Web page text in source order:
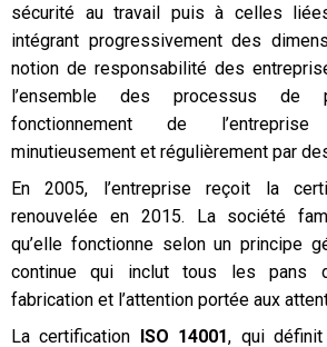
sécurité au travail puis à celles liées
intégrant progressivement des
notion de responsabilité des
l’ensemble des processus de
fonctionnement de
minutieusement et régulièrement par
En 2005, l’entreprise reçoit la
renouvelée en 2015. La société
qu’elle fonctionne selon un principe
continue qui inclut tous les pans
fabrication et l’attention portée aux
La certification ISO 14001, qui définit